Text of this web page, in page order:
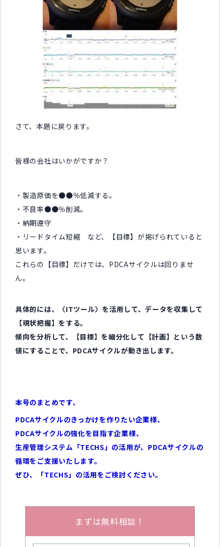
さて、本題に戻ります。
皆様の会社はいかがですか？
・製造原価を●●％低減する。
・不良率●●％削減。
・納期遵守
・リードタイム短縮 など、【目標】が掲げられていると
思います。
これらの【目標】だけでは、PDCAサイクルは回りませ
ん。
具体的には、〈ITツール〉を活用して、データを収集して
【現状把握】をする。
傾向を分析して、【目標】を細分化して【計画】という数
値にすることで、PDCAサイクルが動き出します。
本号のまとめです、
PDCAサイクルのきっかけを作りたい企業様、
PDCAサイクルの強化を目指す企業様、
生産管理システム「TECHS」の活用が、PDCAサイクルの
循環をご支援いたします。
ぜひ、「TECHS」の活用をご検討ください。
まずは無料相談！